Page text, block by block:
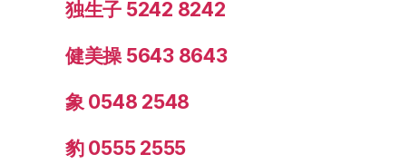
独生子 5242 8242
健美操 5643 8643
象 0548 2548
豹 0555 2555